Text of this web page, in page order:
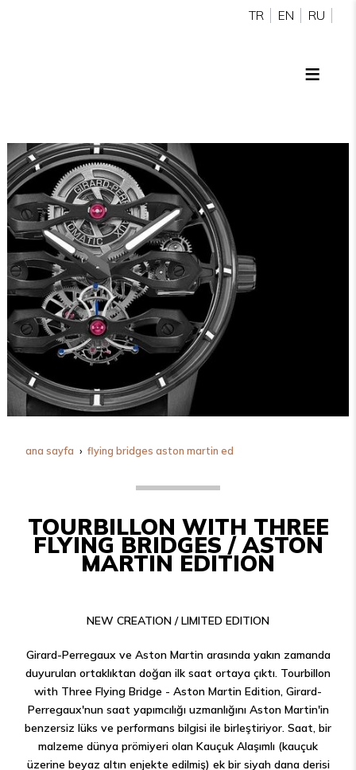
TR EN RU
ana sayfa flying bridges aston martin ed
TOURBILLON WITH THREE
FLYING BRIDGES / ASTON
MARTIN EDITION
NEW CREATION / LIMITED EDITION
Girard-Perregaux ve Aston Martin arasında yakın zamanda
duyurulan ortaklıktan doğan ilk saat ortaya çıktı. Tourbillon
with Three Flying Bridge - Aston Martin Edition, Girard-
Perregaux'nun saat yapımcılığı uzmanlığını Aston Martin'in
benzersiz lüks ve performans bilgisi ile birleştiriyor. Saat, bir
malzeme dünya prömiyeri olan Kauçuk Alaşımlı (kauçuk
üzerine beyaz altın enjekte edilmiş) ek bir siyah dana derisi